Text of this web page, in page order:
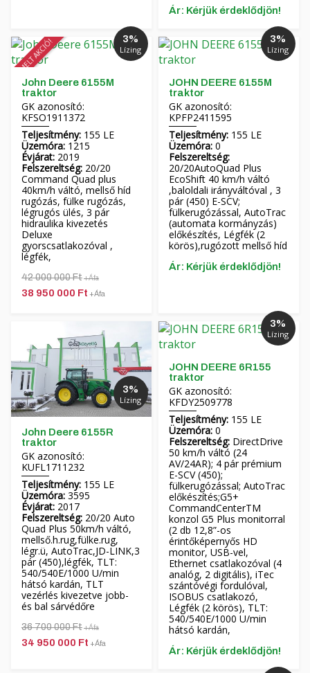
Ár: Kérjük érdeklődjön!
KIEMELT AKCIÓ! 3%
Lízing
John Deere 6155M
traktor
GK azonosító:
KFSO1911372
Teljesítmény: 155 LE
Üzemóra: 1215
Évjárat: 2019
Felszereltség: 20/20
Command Quad plus
40km/h váltó, mellső híd
rugózás, fülke rugózás,
légrugós ülés, 3 pár
hidraulika kivezetés
Deluxe
gyorscsatlakozóval ,
légfék,
42 000 000 Ft+Áfa
38 950 000 Ft +Áfa
3%
Lízing
JOHN DEERE 6155M
traktor
GK azonosító:
KPFP2411595
Teljesítmény: 155 LE
Üzemóra: 0
Felszereltség:
20/20AutoQuad Plus
EcoShift 40 km/h váltó
,baloldali irányváltóval , 3
pár (450) E-SCV;
fülkerugózással, AutoTrac
(automata kormányzás)
előkészítés, Légfék (2
körös),rugózott mellső híd
Ár: Kérjük érdeklődjön!
3%
Lízing
John Deere 6155R
traktor
GK azonosító:
KUFL1711232
Teljesítmény: 155 LE
Üzemóra: 3595
Évjárat: 2017
Felszereltség: 20/20 Auto
Quad Plus 50km/h váltó,
mellső.h.rug,fülke.rug,
légr.ü, AutoTrac,JD-LINK,3
pár (450),légfék, TLT:
540/540E/1000 U/min
hátsó kardán, TLT
vezérlés kivezetve jobb-
és bal sárvédőre
36 700 000 Ft+Áfa
34 950 000 Ft +Áfa
3%
Lízing
JOHN DEERE 6R155
traktor
GK azonosító:
KFDY2509778
Teljesítmény: 155 LE
Üzemóra: 0
Felszereltség: DirectDrive
50 km/h váltó (24
AV/24AR); 4 pár prémium
E-SCV (450);
fülkerugózással; AutoTrac
előkészítés;G5+
CommandCenterTM
konzol G5 Plus monitorral
(2 db 12,8”-os
érintőképernyős HD
monitor, USB-vel,
Ethernet csatlakozóval (4
analóg, 2 digitális), iTec
szántóvégi fordulóval,
ISOBUS csatlakozó,
Légfék (2 körös), TLT:
540/540E/1000 U/min
hátsó kardán,
Ár: Kérjük érdeklődjön!